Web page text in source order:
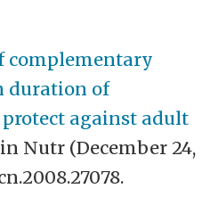
complementary
duration of
against adult
Nutr (December 24,